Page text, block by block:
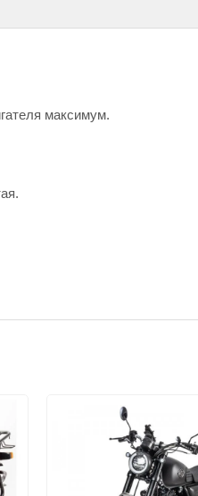
максимум.